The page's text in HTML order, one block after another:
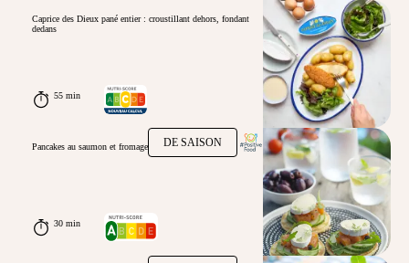
Caprice des Dieux pané entier : croustillant dehors, fondant
dedans
55 min
DE SAISON
Pancakes au saumon et fromage
30 min